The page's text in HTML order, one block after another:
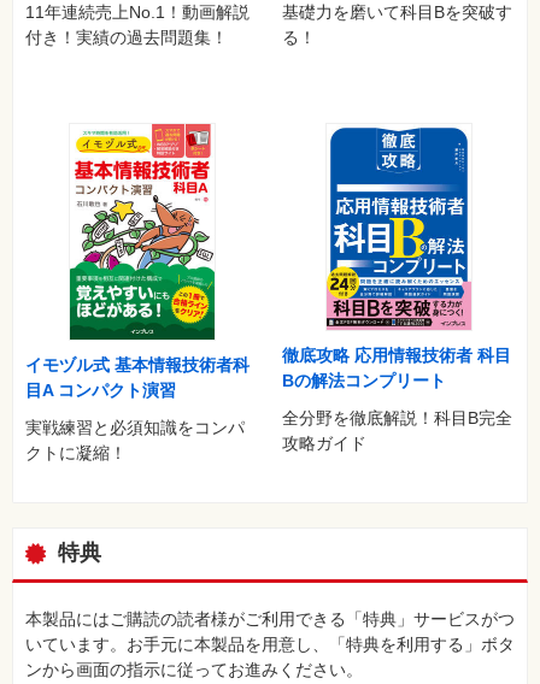
11年連続売上No.1！動画解説
付き！実績の過去問題集！
基礎力を磨いて科目Bを突破す
る！
イモヅル式 基本情報技術者科
目A コンパクト演習
実戦練習と必須知識をコンパ
クトに凝縮！
徹底攻略 応用情報技術者 科目
Bの解法コンプリート
全分野を徹底解説！科目B完全
攻略ガイド
特典
本製品にはご購読の読者様がご利用できる「特典」サービスがつ
いています。お手元に本製品を用意し、「特典を利用する」ボタ
ンから画面の指示に従ってお進みください。